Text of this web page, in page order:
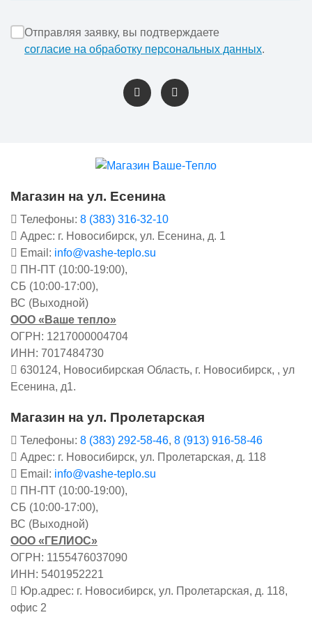
Отправляя заявку, вы подтверждаете
согласие на обработку персональных данных.
Магазин на ул. Есенина
Телефоны: 8 (383) 316-32-10
Адрес: г. Новосибирск, ул. Есенина, д. 1
Email: info@vashe-teplo.su
ПН-ПТ (10:00-19:00),
СБ (10:00-17:00),
ВС (Выходной)
ООО «Ваше тепло»
ОГРН: 1217000004704
ИНН: 7017484730
630124, Новосибирская Область, г. Новосибирск, , ул
Есенина, д1.
Магазин на ул. Пролетарская
Телефоны: 8 (383) 292-58-46, 8 (913) 916-58-46
Адрес: г. Новосибирск, ул. Пролетарская, д. 118
Email: info@vashe-teplo.su
ПН-ПТ (10:00-19:00),
СБ (10:00-17:00),
ВС (Выходной)
ООО «ГЕЛИОС»
ОГРН: 1155476037090
ИНН: 5401952221
Юр.адрес: г. Новосибирск, ул. Пролетарская, д. 118,
офис 2